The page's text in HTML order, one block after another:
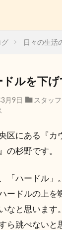
グ 日々の生活
ドルを下げ
月9日
スタッ
区にある『カ
の杉野です。
「ハードル」。
ードルの上を
なと思います。
ら跳べないと